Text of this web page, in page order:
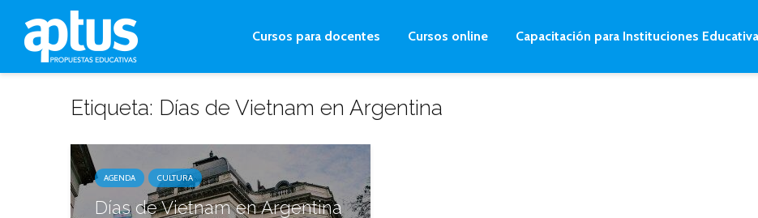
Cursos para docentes Cursos online Capacitación para Instituciones
Etiqueta: Días de Vietnam en Argentina
AGENDA CULTURA
Días de Vietnam en Argentina